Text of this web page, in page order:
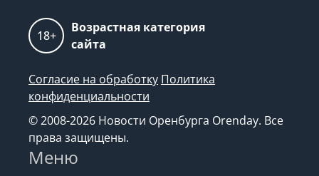
18+
Возрастная категория
сайта
Согласие на обработку Политика
конфиденциальности
© 2008-2026 Новости Оренбурга Orenday. Все
права защищены.
Меню